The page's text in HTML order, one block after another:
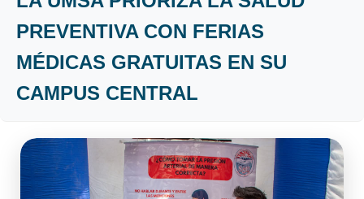
PREVENTIVA CON FERIAS
MÉDICAS GRATUITAS EN SU
CAMPUS CENTRAL